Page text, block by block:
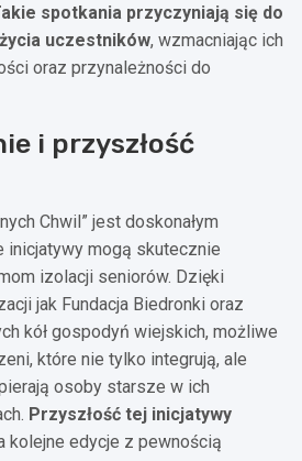
spotkania przyczyniają się do
uczestników, wzmacniając ich
oraz przynależności do
i przyszłość
Chwil” jest doskonałym
inicjatywy mogą skutecznie
izolacji seniorów. Dzięki
jak Fundacja Biedronki oraz
kół gospodyń wiejskich, możliwe
które nie tylko integrują, ale
osoby starsze w ich
Przyszłość tej inicjatywy
kolejne edycje z pewnością